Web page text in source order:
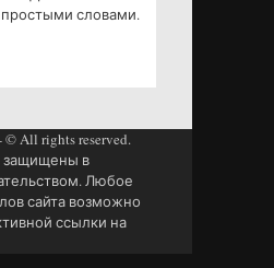
словами.
© All rights reserved.
защищены в
Любое
сайта возможно
ссылки на